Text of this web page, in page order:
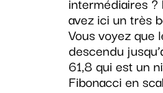
avez ici un très
Vous voyez que
descendu
61,8 qui est un
Fibonacci en